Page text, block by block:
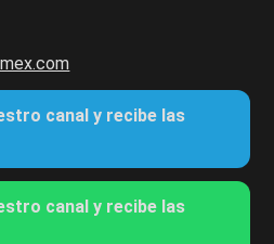
canal y recibe las
canal y recibe las